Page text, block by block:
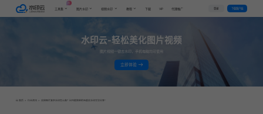
工具集
AI
图片水印 视频水印 教程 下载 VIP 代理推广 登录 下载客户端
水印云-轻松美化图片视频
图片视频一键去水印，手机电脑均可使用
立即体验
首页 > 行业资讯 > 去掉图片复杂水印怎么做？比PS更简单的无痕去水印方法分享！